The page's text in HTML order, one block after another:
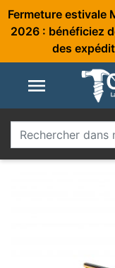
Fermeture estivale
2026 : bénéficiez
des
